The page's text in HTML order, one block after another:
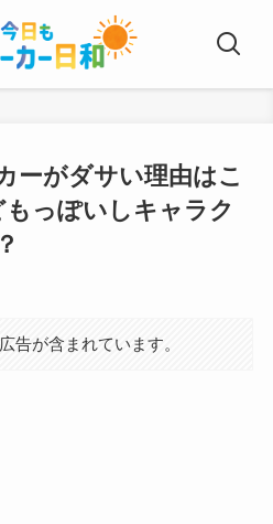
ーがダサい理由はこ
っぽいしキャラク
告が含まれています。